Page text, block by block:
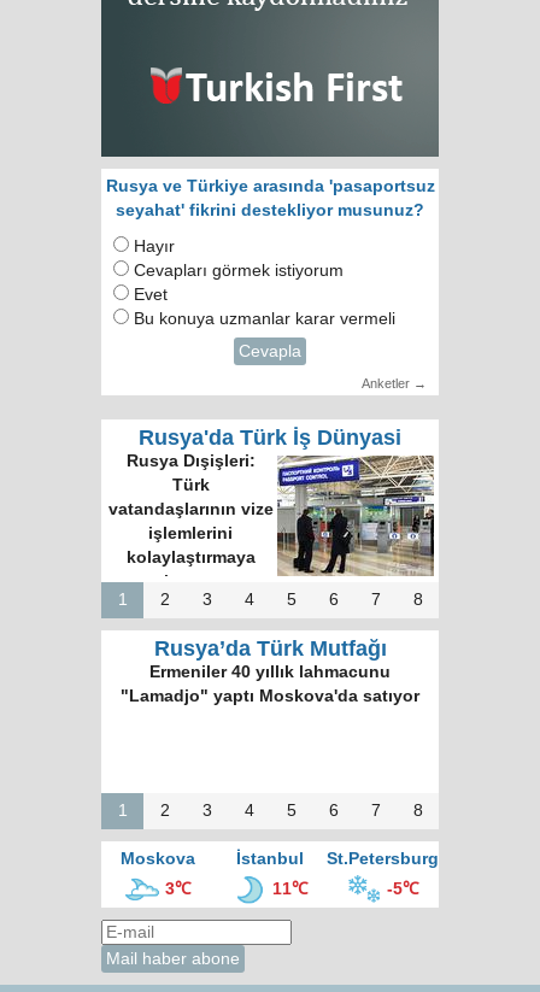
Rusya ve Türkiye arasında 'pasaportsuz
seyahat' fikrini destekliyor musunuz?
Hayır
Cevapları görmek istiyorum
Evet
Bu konuya uzmanlar karar vermeli
Cevapla
Anketler →
Rusya'da Türk İş Dünyasi
Rusya Dışişleri:
Türk
vatandaşlarının vize
işlemlerini
kolaylaştırmaya
hazırız
1
2 3 4 5 6 7 8
Rusya’da Türk Mutfağı
Ermeniler 40 yıllık lahmacunu
"Lamadjo" yaptı Moskova'da satıyor
1 2 3 4 5 6 7 8
Moskova İstanbul
St.Petersburg
3℃
11℃ -5℃